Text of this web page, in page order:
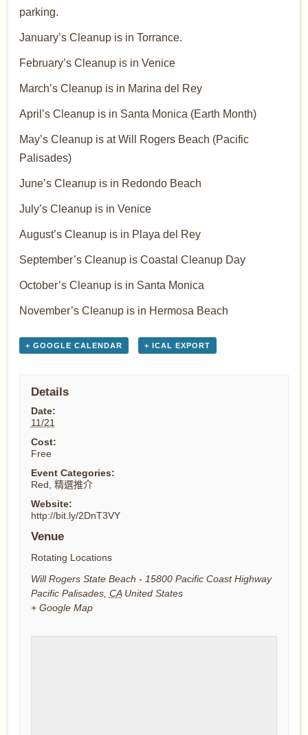
parking.
January’s Cleanup is in Torrance.
February’s Cleanup is in Venice
March’s Cleanup is in Marina del Rey
April’s Cleanup is in Santa Monica (Earth Month)
May’s Cleanup is at Will Rogers Beach (Pacific
Palisades)
June’s Cleanup is in Redondo Beach
July’s Cleanup is in Venice
August’s Cleanup is in Playa del Rey
September’s Cleanup isCoastal Cleanup Day
October’s Cleanup is in Santa Monica
November’s Cleanup is in Hermosa Beach
+ GOOGLE CALENDAR + ICAL EXPORT
Details
Date:
11/21
Cost:
Free
Event Categories:
Red, 精選推介
Website:
http://bit.ly/2DnT3VY
Venue
Rotating Locations
Will Rogers State Beach - 15800 Pacific Coast Highway
Pacific Palisades, CA United States
+ Google Map